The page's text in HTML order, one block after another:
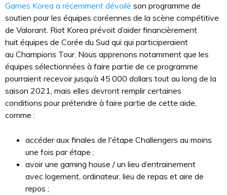
Games Korea a récemment dévoilé son programme de
soutien pour les équipes coréennes de la scène compétitive
de Valorant. Riot Korea prévoit d’aider financièrement
huit équipes de Corée du Sud qui qui participeraient
au Champions Tour. Nous apprenons notamment que les
équipes sélectionnées à faire partie de ce programme
pourraient recevoir jusqu’à 45 000 dollars tout au long de la
saison 2021, mais elles devront remplir certaines
conditions pour prétendre à faire partie de cette aide,
comme :
accéder aux finales de l'étape Challengers au moins
une fois par étape ;
avoir une gaming house / un lieu d’entrainement
avec logement, ordinateur, lieu de repas et aire de
repos ;